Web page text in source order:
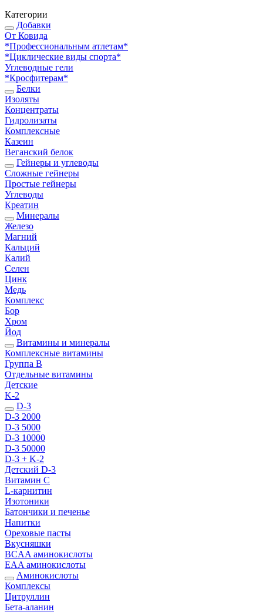
Категории
Добавки
От Ковида
*Профессиональным атлетам*
*Циклические виды спорта*
Углеводные гели
*Кросфитерам*
Белки
Изоляты
Концентраты
Гидролизаты
Комплексные
Казеин
Веганский белок
Гейнеры и углеводы
Сложные гейнеры
Простые гейнеры
Углеводы
Креатин
Минералы
Железо
Магний
Кальций
Калий
Селен
Цинк
Медь
Комплекс
Бор
Хром
Йод
Витамины и минералы
Комплексные витамины
Группа B
Отдельные витамины
Детские
K-2
D-3
D-3 2000
D-3 5000
D-3 10000
D-3 50000
D-3 + K-2
Детский D-3
Витамин С
L-карнитин
Изотоники
Батончики и печенье
Напитки
Ореховые пасты
Вкусняшки
BCAA аминокислоты
EAA аминокислоты
Аминокислоты
Комплексы
Цитруллин
Бета-аланин